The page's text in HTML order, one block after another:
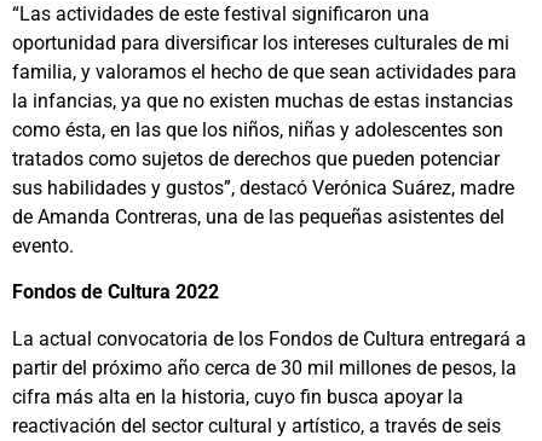
“Las actividades de este festival significaron una
oportunidad para diversificar los intereses culturales de mi
familia, y valoramos el hecho de que sean actividades para
la infancias, ya que no existen muchas de estas instancias
como ésta, en las que los niños, niñas y adolescentes son
tratados como sujetos de derechos que pueden potenciar
sus habilidades y gustos”, destacó Verónica Suárez, madre
de Amanda Contreras, una de las pequeñas asistentes del
evento.
Fondos de Cultura 2022
La actual convocatoria de los Fondos de Cultura entregará a
partir del próximo año cerca de 30 mil millones de pesos, la
cifra más alta en la historia, cuyo fin busca apoyar la
reactivación del sector cultural y artístico, a través de seis